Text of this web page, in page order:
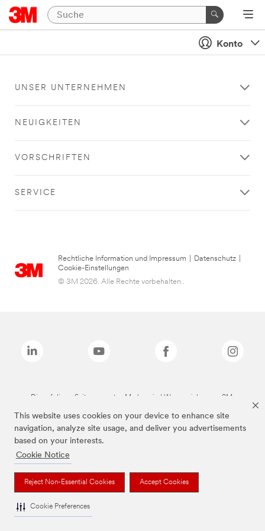
This website uses cookies on your device to enhance site
navigation, analyze site usage, and deliver you advertisements
based on your interests.
Cookie Notice
Reject Non-Essential Cookies Accept Cookies
Cookie Preferences
Konto
UNSER UNTERNEHMEN
NEUIGKEITEN
VORSCHRIFTEN
SERVICE
Rechtliche Information und Impressum Datenschutz
Cookie-Einstellungen
© 3M 2026. Alle Rechte vorbehalten..
Die auf dieser Seite genannten Marken sind Warenzeichen von 3M.